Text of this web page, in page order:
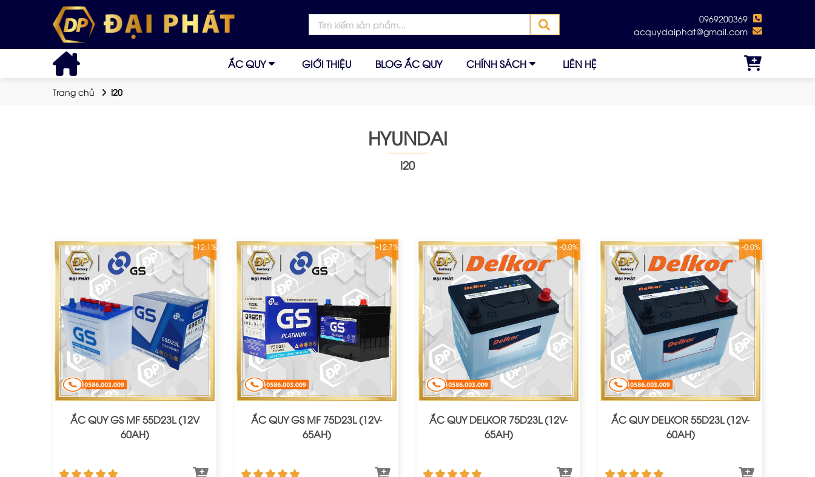
0969200369
acquydaiphat@gmail.com
ẮC QUY GIỚI THIỆU BLOG ẮC QUY CHÍNH SÁCH LIÊN HỆ
Trang chủ I20
HYUNDAI
I20
-12.1%
ẮC QUY GS MF 55D23L (12V
60AH)
-12.7%
ẮC QUY GS MF 75D23L (12V-
65AH)
-0.0%
ẮC QUY DELKOR 75D23L (12V-
65AH)
-0.0%
ẮC QUY DELKOR 55D23L (12V-
60AH)